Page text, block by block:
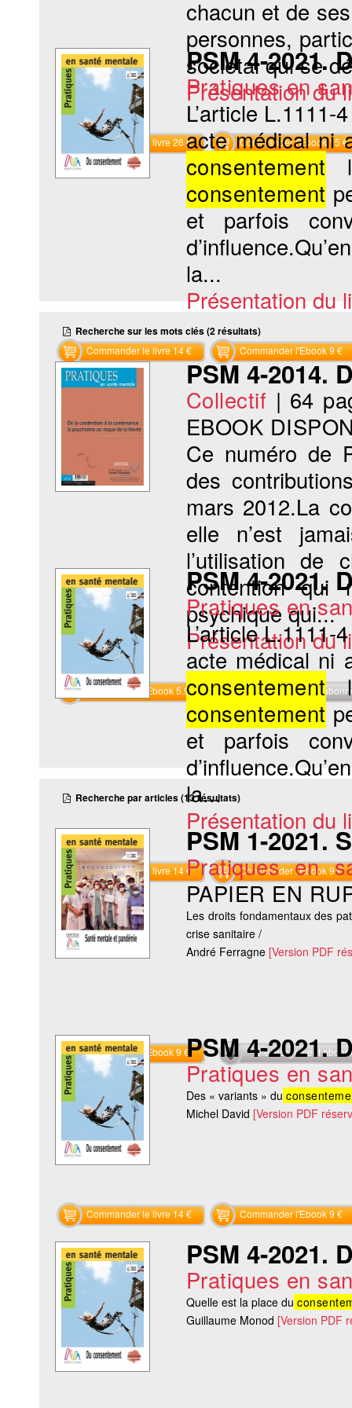
chacun et de
personnes,
sociétal qui se
Présentation du
Commander le livre 26 € Commander l'Ebook 15 €
PSM 4-2021.
Pratiques en
L’article
acte médical ni
consentement
consentement
et parfois
la...
Présentation du
Commander le livre 14 € Commander l'Ebook 9 €
Recherche sur les mots clés (2 résultats)
PSM 4-2014.
Collectif | 64
EBOOK
Ce numéro de
des
mars 2012.La
elle n’est
l’utilisation de
contention qui
psychique qui...
Présentation du
Commander l'Ebook 5.9 € Téléchargement
PSM 4-2021.
Pratiques en
L’article
acte médical ni
consentement
consentement
et parfois
la...
Présentation du
Commander le livre 14 € Commander l'Ebook 9 €
Recherche par articles (13 résultats)
PSM 1-2021.
Pratiques en
PAPIER EN
Les droits fondamentaux des
crise sanitaire /
André Ferragne [Version PDF
Commander l'Ebook 9 € Téléchargement
PSM 4-2021.
Pratiques en
Des « variants » du
Michel David [Version PDF
Commander le livre 14 € Commander l'Ebook 9 €
PSM 4-2021.
Pratiques en
Quelle est la place du
Guillaume Monod [Version PDF